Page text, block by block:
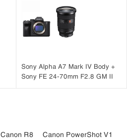
Sony Alpha A7 Mark IV Body +
Sony FE 24-70mm F2.8 GM II
Canon R8
Canon PowerShot V1